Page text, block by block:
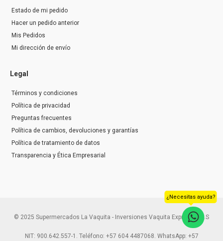
Estado de mi pedido
Hacer un pedido anterior
Mis Pedidos
Mi dirección de envío
Legal
Términos y condiciones
Política de privacidad
Preguntas frecuentes
Política de cambios, devoluciones y garantías
Política de tratamiento de datos
Transparencia y Ética Empresarial
© 2025 Supermercados La Vaquita - Inversiones Vaquita Express S.A.S
NIT: 900.642.557-1. Teléfono: +57 604 4487068. WhatsApp: +57
¿Necesitas ayuda?